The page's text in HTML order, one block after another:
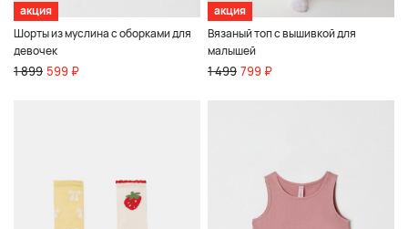
акция
Шорты из муслина с оборками для
девочек
1 899 599 ₽
акция
Вязаный топ с вышивкой для
малышей
1 499 799 ₽